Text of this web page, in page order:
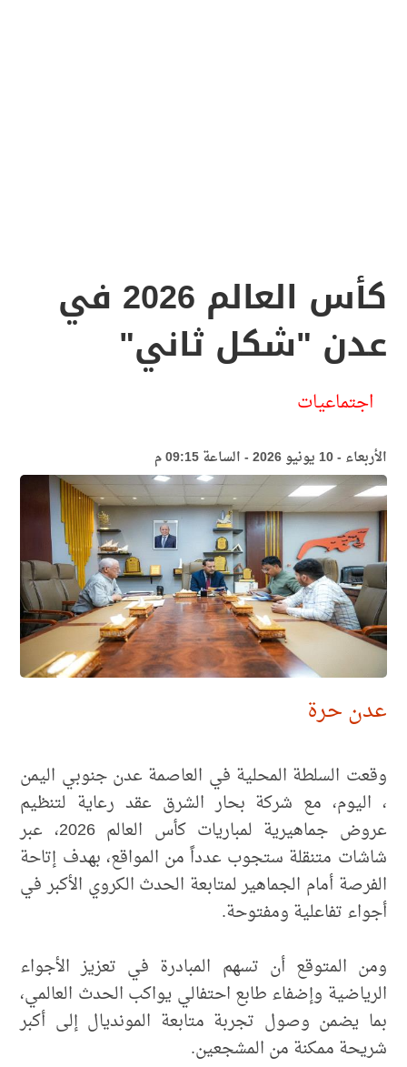
كأس العالم 2026 في
عدن "شكل ثاني"
اجتماعيات
الأربعاء - 10 يونيو 2026 - الساعة 09:15 م
عدن حرة
وقعت السلطة المحلية في العاصمة عدن جنوبي اليمن
، اليوم، مع شركة بحار الشرق عقد رعاية لتنظيم
عروض جماهيرية لمباريات كأس العالم 2026، عبر
شاشات متنقلة ستجوب عدداً من المواقع، بهدف إتاحة
الفرصة أمام الجماهير لمتابعة الحدث الكروي الأكبر في
أجواء تفاعلية ومفتوحة.
ومن المتوقع أن تسهم المبادرة في تعزيز الأجواء
الرياضية وإضفاء طابع احتفالي يواكب الحدث العالمي،
بما يضمن وصول تجربة متابعة المونديال إلى أكبر
شريحة ممكنة من المشجعين.